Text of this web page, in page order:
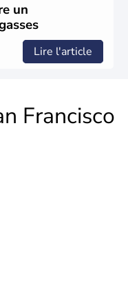
un
Lire l'article
Francisco